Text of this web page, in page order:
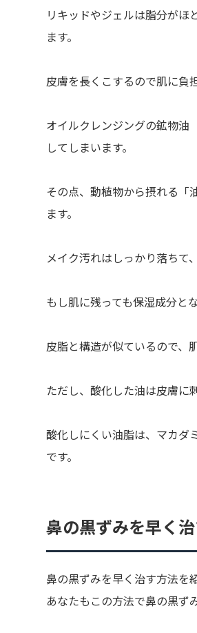
リキッドやジェルは脂分がほ
ます。
皮膚を長くこするので肌に負
オイルクレンジングの鉱物油
してしまいます。
その点、動植物から摂れる「
ます。
メイク汚れはしっかり落ちて
もし肌に残っても保湿成分と
皮脂と構造が似ているので、
ただし、酸化した油は皮膚に
酸化しにくい油脂は、マカダ
です。
鼻の黒ずみを早く
鼻の黒ずみを早く治す方法を
あなたもこの方法で鼻の黒ず